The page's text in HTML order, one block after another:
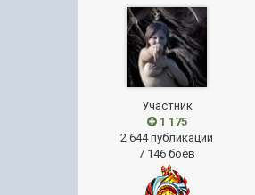
Участник
1 175
2 644 публикации
7 146 боёв